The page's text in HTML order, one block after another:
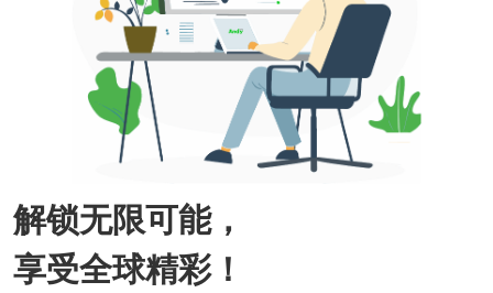
解锁无限可能，
享受全球精彩！